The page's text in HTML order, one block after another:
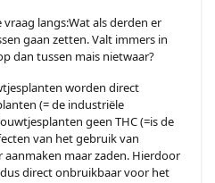
langs:Wat als derden er
gaan zetten. Valt immers in
dan tussen mais nietwaar?
worden direct
(= de industriële
geen THC (=is de
van het gebruik van
maar zaden. Hierdoor
direct onbruikbaar voor het